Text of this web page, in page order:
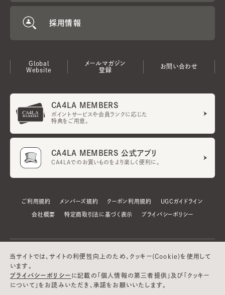
採用情報
Global
Website
メールマガジン
登録
お問い合わせ
CA4LA MEMBERS
ポイントサービスや会員ランクに応じた
特典をご用意。
CA4LA MEMBERS 公式アプリ
CA4LAでのお買いものをより楽しく便利に。
ご利用規約 メンバーズ規約 クーポン利用規約 UGCガイドライン
会社概要 特定商取引法に基づく表示 プライバシーポリシー
当サイトでは、サイトの利便性向上のため、クッキー(Cookie)を使用して
います。
プライバシーポリシー に記載の「個人情報の第三者提供」及び「クッキー
について」をお読みいただき、承諾をお願いいたします。